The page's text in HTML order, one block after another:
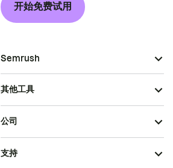
开始免费试用
Semrush
其他工具
公司
支持